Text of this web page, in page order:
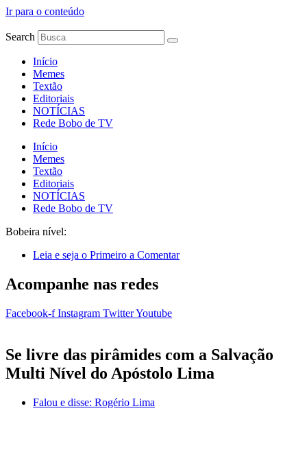
Ir para o conteúdo
Search
Início
Memes
Textão
Editoriais
NOTÍCIAS
Rede Bobo de TV
Início
Memes
Textão
Editoriais
NOTÍCIAS
Rede Bobo de TV
Bobeira nível:
Leia e seja o Primeiro a Comentar
Acompanhe nas redes
Facebook-f Instagram TwitterYoutube
Se livre das pirâmides com a Salvação
Multi Nível do Apóstolo Lima
Falou e disse: Rogério Lima